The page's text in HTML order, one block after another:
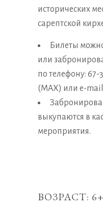
исторических
сарептской
Билеты
или
по телефону: 67-
(MAX) или e-
выкупаются в
мероприятия.
ВОЗРАСТ: 6+